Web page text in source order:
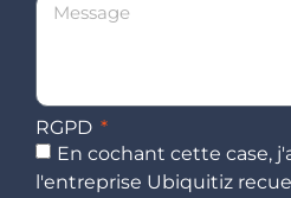
RGPD
En cochant cette case,
l'entreprise Ubiquitiz